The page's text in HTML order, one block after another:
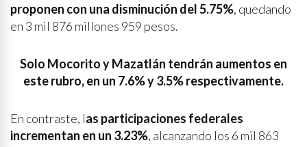
proponen con una disminución del 5.75%, quedando
en 3 mil 876 millones 959 pesos.
Solo Mocorito y Mazatlán tendrán aumentos en
este rubro, en un 7.6% y 3.5% respectivamente.
En contraste, las participaciones federales
incrementan en un 3.23%, alcanzando los 6 mil 863